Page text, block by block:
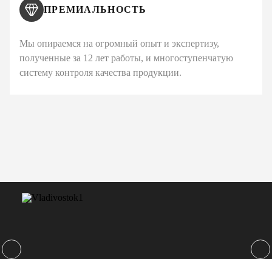
ПРЕМИАЛЬНОСТЬ
Мы опираемся на огромный опыт и экспертизу,
полученные за 12 лет работы, и многоступенчатую
систему контроля качества продукции.